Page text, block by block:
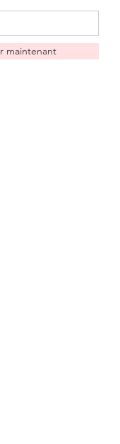
maintenant